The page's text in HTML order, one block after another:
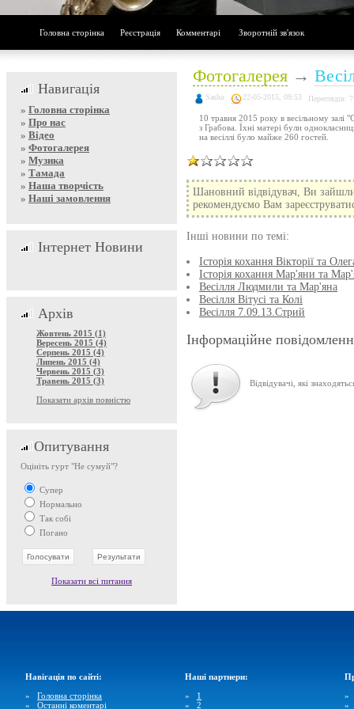
Головна сторінка Реєстрація Комментарі Зворотній зв'язок
Навигація
» Головна сторінка
» Про нас
» Відео
» Фотогалерея
» Музика
» Тамада
» Наша творчість
» Наші замовлення
Інтернет Новини
Архів
Жовтень 2015 (1)
Вересень 2015 (4)
Серпень 2015 (4)
Липень 2015 (4)
Червень 2015 (3)
Травень 2015 (3)
Показати архів повністю
Опитування
Оцініть гурт "Не сумуй"?
Супер
Нормально
Так собі
Погано
Показати всі питання
Фотогалерея →
Sasha 22-05-2015, 09:53 Переглядів:
10 травня 2015 року в весільному залі
з Грабова. Їхні матері були
на весіллі було майже 260 гостей.
Шановний відвідувач, Ви
рекомендуємо Вам
Інші новини по темі:
Історія кохання Вікторії та
Історія кохання Мар'яни та
Весілля Людмили та Мар'яна
Весілля Вітусі та Колі
Весілля 7.09.13.Стрий
Інформаційне
Відвідувачі, які
Навігація по сайті:
» Головна сторінка
» Останні коментарі
Наші партнери:
» 1
» 2